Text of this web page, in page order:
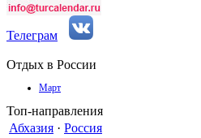
Телеграм
Отдых в России
Март
Топ-направления
Абхазия · Россия